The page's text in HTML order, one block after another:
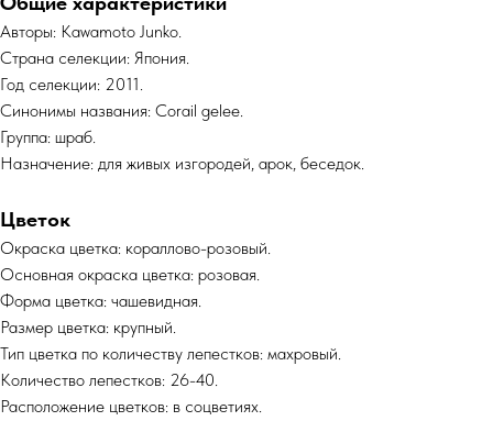
Авторы: Kawamoto Junko.
Страна селекции: Япония.
Год селекции: 2011.
Синонимы названия: Corail gelee.
Группа: шраб.
Назначение: для живых изгородей, арок, беседок.
Цветок
Окраска цветка: кораллово-розовый.
Основная окраска цветка: розовая.
Форма цветка: чашевидная.
Размер цветка: крупный.
Тип цветка по количеству лепестков: махровый.
Количество лепестков: 26-40.
Расположение цветков: в соцветиях.